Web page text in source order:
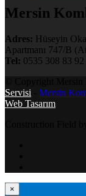
Mersin
Adres: Hüseyin
Apartmanı 747/B
Tel: 0535 308 83 92
Servisi
Mersin
Web Tasarım
×